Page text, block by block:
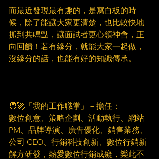
而最近發現最有趣的，是寫白板的時
候，除了能讓大家更清楚，也比較快地
抓到共鳴點，讓面試者更心領神會，正
向回饋！若有緣分，就能大家一起做，
沒緣分的話，也能有好的知識傳承。
┄┄┄┄┄┄┄┄┄┄┄┄┄┄
🧑‍🚀「我的工作職掌」－擔任：
數位創意、策略企劃、活動執行、網站
PM、品牌導演、廣告優化、銷售業務、
公司 CEO、行銷科技創新、數位行銷新
解方研發，熱愛數位行銷成癡，樂此不